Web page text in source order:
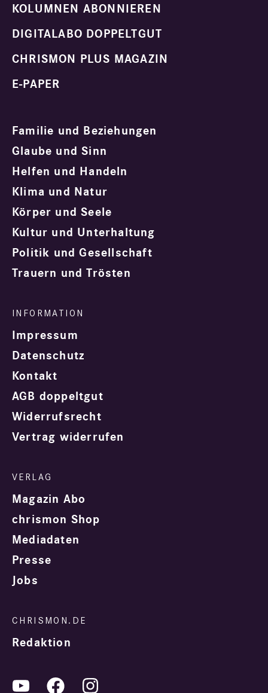
KOLUMNEN ABONNIEREN
DIGITALABO DOPPELTGUT
CHRISMON PLUS MAGAZIN
E-PAPER
Familie und Beziehungen
Glaube und Sinn
Helfen und Handeln
Klima und Natur
Körper und Seele
Kultur und Unterhaltung
Politik und Gesellschaft
Trauern und Trösten
Impressum
Datenschutz
Kontakt
AGB doppeltgut
Widerrufsrecht
Vertrag widerrufen
Magazin Abo
chrismon Shop
Mediadaten
Presse
Jobs
Redaktion